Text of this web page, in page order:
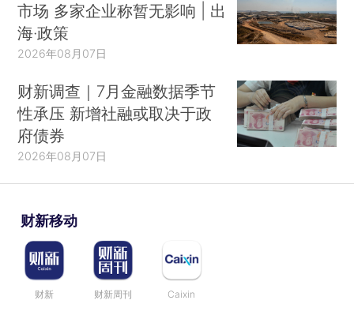
市场 多家企业称暂无影响 | 出
海·政策
2026年08月07日
财新调查｜7月金融数据季节
性承压 新增社融或取决于政
府债券
2026年08月07日
财新移动
财新 财新周刊 Caixin